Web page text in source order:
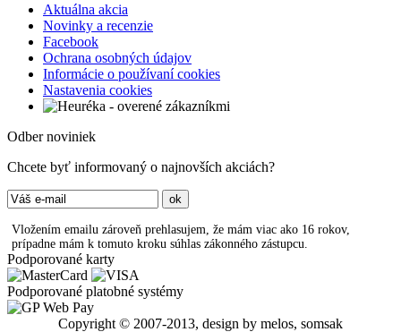
Aktuálna akcia
Novinky a recenzie
Facebook
Ochrana osobných údajov
Informácie o používaní cookies
Nastavenia cookies
Odber noviniek
Chcete byť informovaný o najnovších akciách?
Vložením emailu zároveň prehlasujem, že mám viac ako 16 rokov,
prípadne mám k tomuto kroku súhlas zákonného zástupcu.
Podporované karty
Podporované platobné systémy
Copyright © 2007-2013, design by melos, somsak